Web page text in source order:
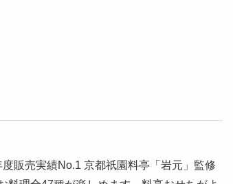
度販売実績No.1 京都祇園料亭「岩元」監修